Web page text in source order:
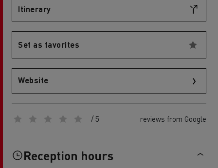
Itinerary
Set as favorites
Website
/ 5 reviews from Google
Reception hours